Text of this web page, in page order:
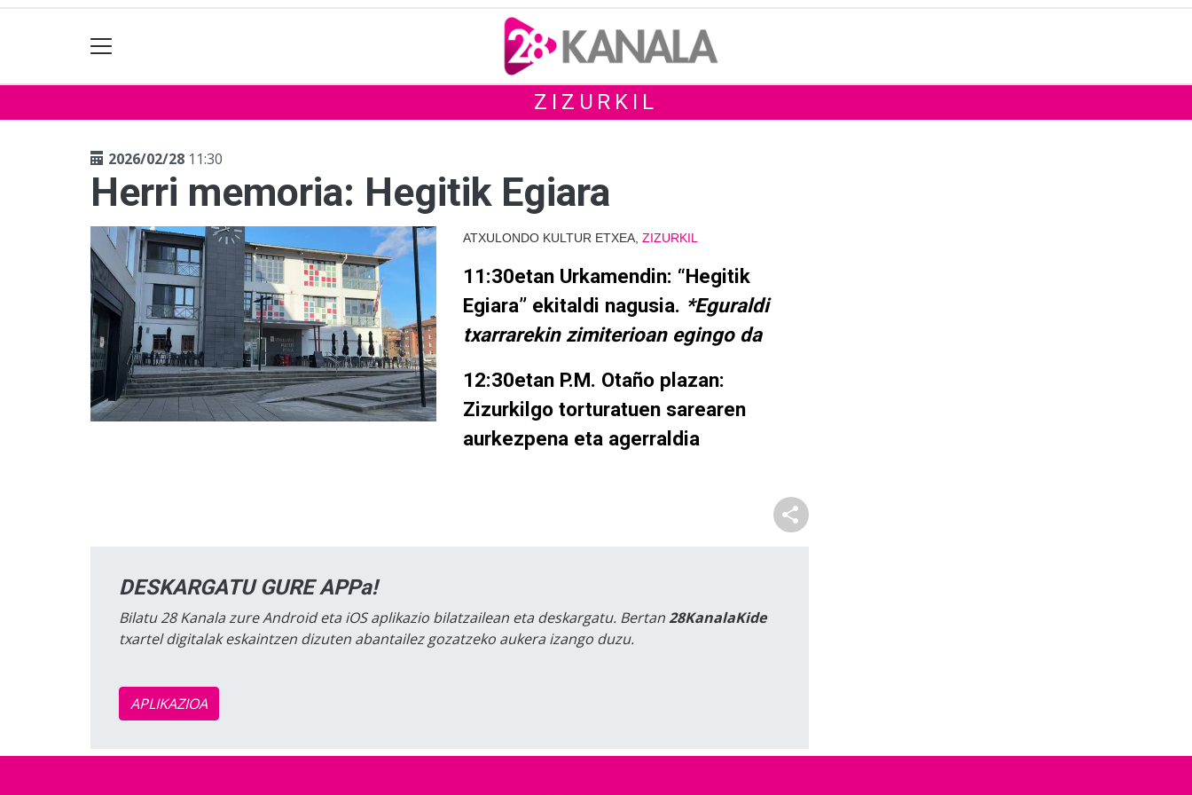
ZIZURKIL
2026/02/28 11:30
Herri memoria: Hegitik Egiara
ATXULONDO KULTUR ETXEA, ZIZURKIL
11:30etan Urkamendin: “Hegitik
Egiara” ekitaldi nagusia. *Eguraldi
txarrarekin zimiterioan egingo da
12:30etan P.M. Otaño plazan:
Zizurkilgo torturatuen sarearen
aurkezpena eta agerraldia
DESKARGATU GURE APPa!
Bilatu 28 Kanala zure Android eta iOS aplikazio bilatzailean eta deskargatu. Bertan28KanalaKide
txartel digitalak eskaintzen dizuten abantailez gozatzeko aukera izango duzu.
APLIKAZIOA